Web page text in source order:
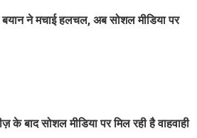
ने मचाई हलचल, अब सोशल मीडिया पर
बाद सोशल मीडिया पर मिल रही है वाहवाही